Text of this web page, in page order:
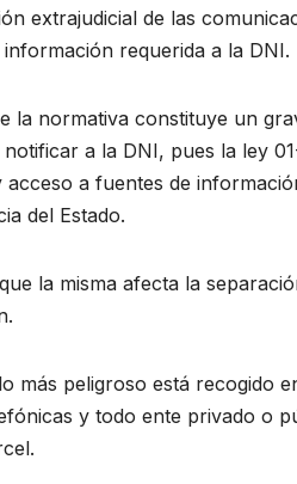
extrajudicial de las
requerida a la DNI.
la normativa constituye un
notificar a la DNI, pues la ley
acceso a fuentes de
del Estado.
la misma afecta la
más peligroso está recogido
y todo ente privado o